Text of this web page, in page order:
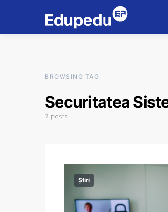
BROWSING TAG
Securitatea
2 posts
Știri